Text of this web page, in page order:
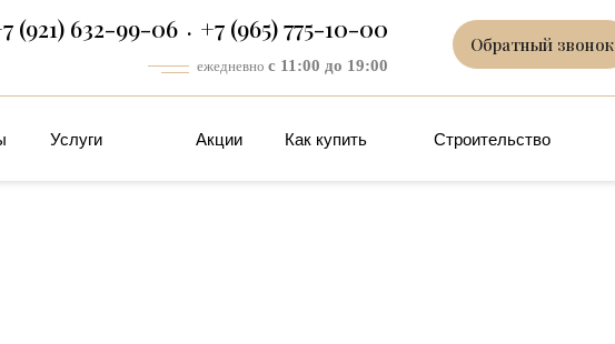
(921) 632-99-06 +7 (965) 775-10-00
ежедневно с 11:00 до 19:00
Обратный звонок
Услуги Акции Как купить Строительство